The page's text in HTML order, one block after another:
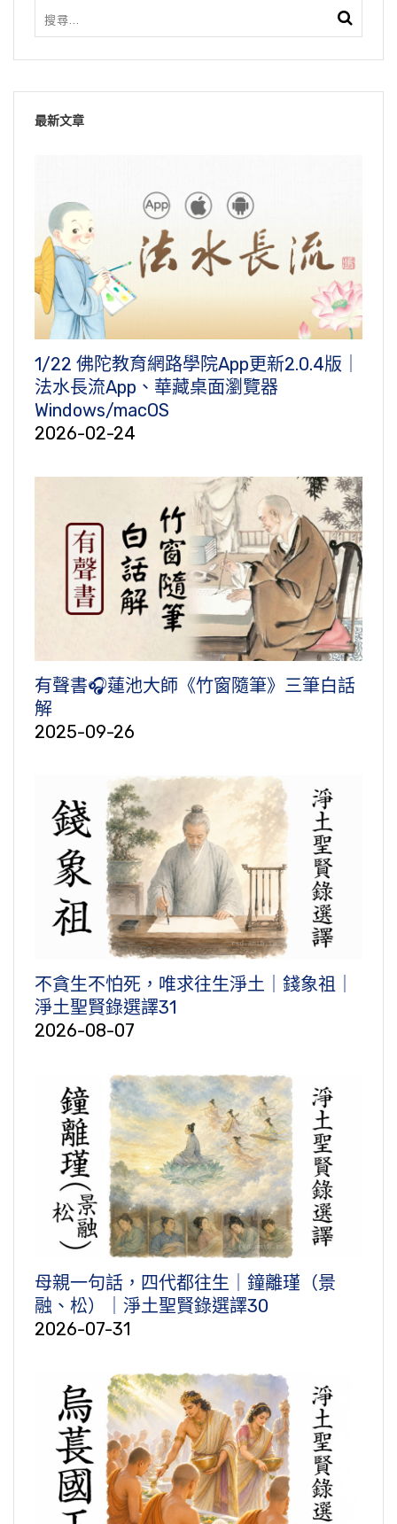
最新文章
1/22 佛陀教育網路學院App更新2.0.4版｜
法水長流App、華藏桌面瀏覽器
Windows/macOS
2026-02-24
有聲書🎧蓮池大師《竹窗隨筆》三筆白話
解
2025-09-26
不貪生不怕死，唯求往生淨土｜錢象祖｜
淨土聖賢錄選譯31
2026-08-07
母親一句話，四代都往生｜鐘離瑾（景
融、松）｜淨土聖賢錄選譯30
2026-07-31